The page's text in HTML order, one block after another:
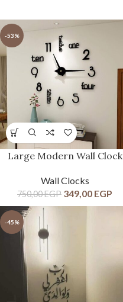
-53%
Large Modern Wall Clock
Wall Clocks
750,00EGP 349,00 EGP
-45%